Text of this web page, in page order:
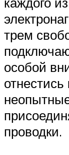
трем
особой
проводки.